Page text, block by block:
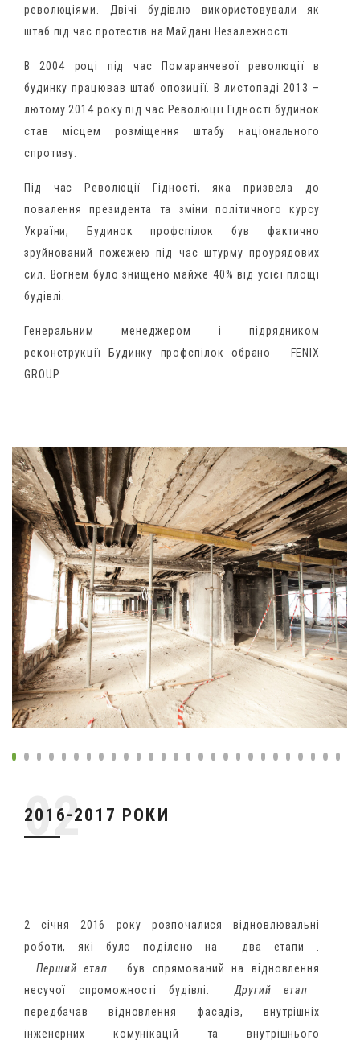
революціями. Двічі будівлю використовували як
штаб під час протестів на Майдані Незалежності.
В 2004 році під час Помаранчевої революції в
будинку працював штаб опозиції. В листопаді 2013 –
лютому 2014 року під час Революції Гідності будинок
став місцем розміщення штабу національного
спротиву.
Під час Революції Гідності, яка призвела до
повалення президента та зміни політичного курсу
України, Будинок профспілок був фактично
зруйнований пожежею під час штурму проурядових
сил. Вогнем було знищено майже 40% від усієї площі
будівлі.
Генеральним менеджером і підрядником
реконструкції Будинку профспілок обрано
FENIX
GROUP.
2016-2017 РОКИ
2 січня 2016 року розпочалися відновлювальні
роботи, які було поділено на
два етапи
Перший етап
був спрямований на відновлення
несучої спроможності будівлі.
Другий етап
передбачав відновлення фасадів, внутрішніх
інженерних комунікацій та внутрішнього